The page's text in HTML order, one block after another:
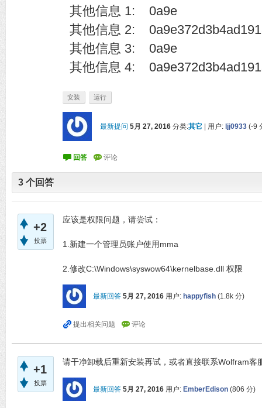
其他信息 1: 0a9e
其他信息 2:
其他信息 3: 0a9e
其他信息 4:
安装 运行
最新提问 5月 27, 2016 分类:其它 用户: ljj0933 (-9
3 个回答
+2
投票
应该是权限问题，请尝试：
1.新建一个管理员账户使用mma
2.修改C:\Windows\syswow64\kernelbase.dll 权限
最新回答 5月 27, 2016 用户: happyfish (1.8k 分)
+1
投票
请干净卸载后重新安装再试，或者直接联系Wolfram客
最新回答 5月 27, 2016 用户: EmberEdison (806 分)